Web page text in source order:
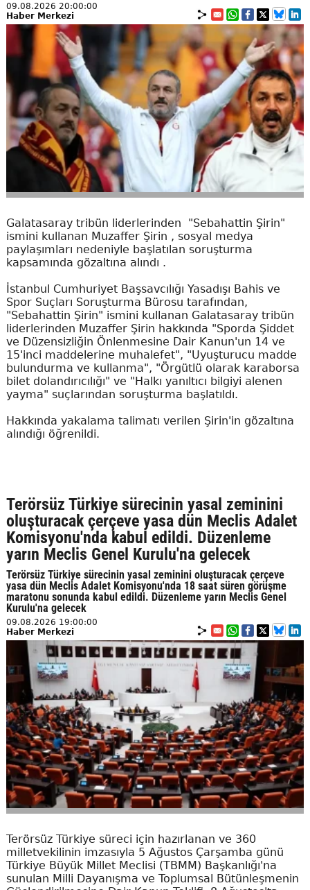
09.08.2026 20:00:00
Haber Merkezi
Galatasaray tribün liderlerinden "Sebahattin Şirin"
ismini kullanan Muzaffer Şirin , sosyal medya
paylaşımları nedeniyle başlatılan soruşturma
kapsamında gözaltına alındı .
İstanbul Cumhuriyet Başsavcılığı Yasadışı Bahis ve
Spor Suçları Soruşturma Bürosu tarafından,
"Sebahattin Şirin" ismini kullanan Galatasaray tribün
liderlerinden Muzaffer Şirin hakkında "Sporda Şiddet
ve Düzensizliğin Önlenmesine Dair Kanun'un 14 ve
15'inci maddelerine muhalefet", "Uyuşturucu madde
bulundurma ve kullanma", "Örgütlü olarak karaborsa
bilet dolandırıcılığı" ve "Halkı yanıltıcı bilgiyi alenen
yayma" suçlarından soruşturma başlatıldı.
Hakkında yakalama talimatı verilen Şirin'in gözaltına
alındığı öğrenildi.
Terörsüz Türkiye sürecinin yasal zeminini
oluşturacak çerçeve yasa dün Meclis Adalet
Komisyonu'nda kabul edildi. Düzenleme
yarın Meclis Genel Kurulu'na gelecek
Terörsüz Türkiye sürecinin yasal zeminini oluşturacak çerçeve
yasa dün Meclis Adalet Komisyonu'nda 18 saat süren görüşme
maratonu sonunda kabul edildi. Düzenleme yarın Meclis Genel
Kurulu'na gelecek
09.08.2026 19:00:00
Haber Merkezi
Terörsüz Türkiye süreci için hazırlanan ve 360
milletvekilinin imzasıyla 5 Ağustos Çarşamba günü
Türkiye Büyük Millet Meclisi (TBMM) Başkanlığı'na
sunulan Milli Dayanışma ve Toplumsal Bütünleşmenin